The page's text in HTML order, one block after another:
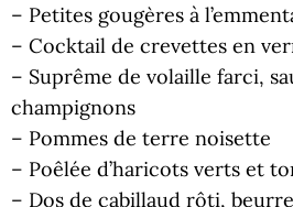
– Petites gougères à
– Cocktail de crevettes en
– Suprême de volaille farci,
champignons
– Pommes de terre noisette
– Poêlée d’haricots verts et
– Dos de cabillaud rôti,